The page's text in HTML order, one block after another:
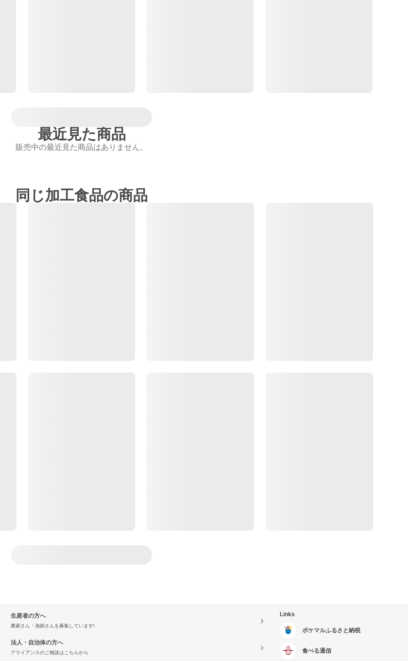
最近見た商品
販売中の最近見た商品はありません。
同じ加工食品の商品
生産者の方へ
農家さん・漁師さんを募集しています!
法人・自治体の方へ
アライアンスのご相談はこちらから
Links
ポケマルふるさと納税
食べる通信